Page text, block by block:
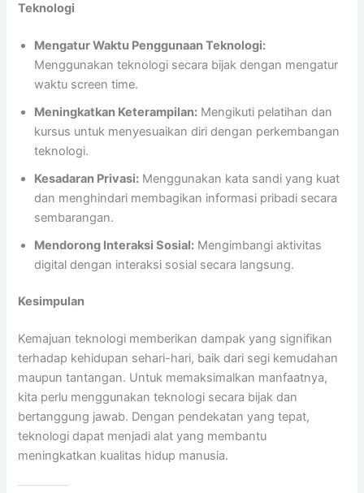
Teknologi
Mengatur Waktu Penggunaan Teknologi:
Menggunakan teknologi secara bijak dengan mengatur
waktu screen time.
Meningkatkan Keterampilan: Mengikuti pelatihan dan
kursus untuk menyesuaikan diri dengan perkembangan
teknologi.
Kesadaran Privasi: Menggunakan kata sandi yang kuat
dan menghindari membagikan informasi pribadi secara
sembarangan.
Mendorong Interaksi Sosial: Mengimbangi aktivitas
digital dengan interaksi sosial secara langsung.
Kesimpulan
Kemajuan teknologi memberikan dampak yang signifikan
terhadap kehidupan sehari-hari, baik dari segi kemudahan
maupun tantangan. Untuk memaksimalkan manfaatnya,
kita perlu menggunakan teknologi secara bijak dan
bertanggung jawab. Dengan pendekatan yang tepat,
teknologi dapat menjadi alat yang membantu
meningkatkan kualitas hidup manusia.